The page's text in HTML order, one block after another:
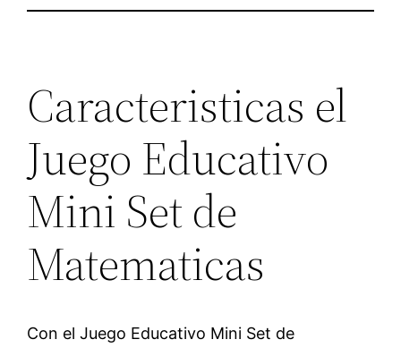
Caracteristicas el
Juego Educativo
Mini Set de
Matematicas
Con el Juego Educativo Mini Set de